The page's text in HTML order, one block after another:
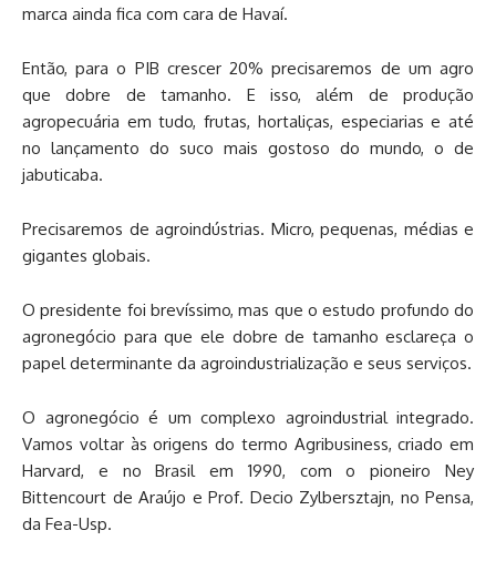
marca ainda fica com cara de Havaí.
Então, para o PIB crescer 20% precisaremos de um agro
que dobre de tamanho. E isso, além de produção
agropecuária em tudo, frutas, hortaliças, especiarias e até
no lançamento do suco mais gostoso do mundo, o de
jabuticaba.
Precisaremos de agroindústrias. Micro, pequenas, médias e
gigantes globais.
O presidente foi brevíssimo, mas que o estudo profundo do
agronegócio para que ele dobre de tamanho esclareça o
papel determinante da agroindustrialização e seus serviços.
O agronegócio é um complexo agroindustrial integrado.
Vamos voltar às origens do termo Agribusiness, criado em
Harvard, e no Brasil em 1990, com o pioneiro Ney
Bittencourt de Araújo e Prof. Decio Zylbersztajn, no Pensa,
da Fea-Usp.